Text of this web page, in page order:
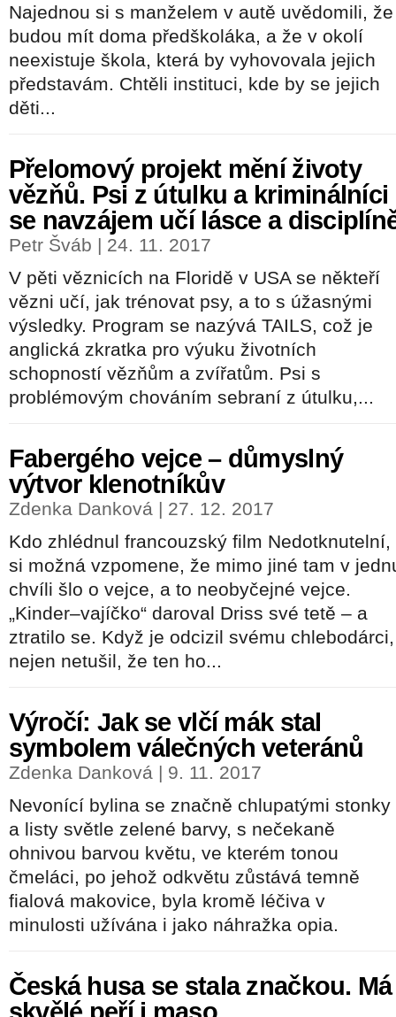
Najednou si s manželem v autě uvědomili, že
budou mít doma předškoláka, a že v okolí
neexistuje škola, která by vyhovovala jejich
představám. Chtěli instituci, kde by se jejich
děti...
Přelomový projekt mění životy
vězňů. Psi z útulku a kriminálníci
se navzájem učí lásce a
Petr Šváb | 24. 11. 2017
V pěti věznicích na Floridě v USA se někteří
vězni učí, jak trénovat psy, a to s úžasnými
výsledky. Program se nazývá TAILS, což je
anglická zkratka pro výuku životních
schopností vězňům a zvířatům. Psi s
problémovým chováním sebraní z útulku,...
Fabergého vejce – důmyslný
výtvor klenotníkův
Zdenka Danková | 27. 12. 2017
Kdo zhlédnul francouzský film Nedotknutelní,
si možná vzpomene, že mimo jiné tam v
chvíli šlo o vejce, a to neobyčejné vejce.
„Kinder–vajíčko“ daroval Driss své tetě – a
ztratilo se. Když je odcizil svému chlebodárci,
nejen netušil, že ten ho...
Výročí: Jak se vlčí mák stal
symbolem válečných veteránů
Zdenka Danková | 9. 11. 2017
Nevonící bylina se značně chlupatými stonky
a listy světle zelené barvy, s nečekaně
ohnivou barvou květu, ve kterém tonou
čmeláci, po jehož odkvětu zůstává temně
fialová makovice, byla kromě léčiva v
minulosti užívána i jako náhražka opia.
Česká husa se stala značkou. Má